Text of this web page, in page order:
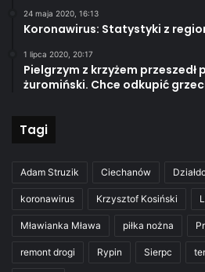
24 maja 2020, 16:13
Koronawirus: Statystyki z
1 lipca 2020, 20:17
Pielgrzym z krzyżem przeszedł
żuromiński. Chce odkupić
Tagi
Adam Struzik Ciechanów
koronawirus Krzysztof Kosiński
Mławianka Mława piłka nożna
remont drogi Rypin Sierpc